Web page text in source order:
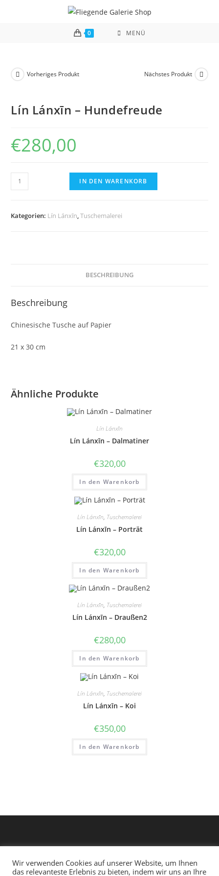
0 MENÜ
Vorheriges Produkt Nächstes Produkt
Lín Lánxīn – Hundefreude
€280,00
Lín
Lánxīn
Hundefreude
IN DEN WARENKORB
Kategorien: Lín Lánxīn ,Tuschemalerei
BESCHREIBUNG
Beschreibung
Chinesische Tusche auf Papier
21 x 30 cm
Ähnliche Produkte
Lín Lánxīn
Lín Lánxīn – Dalmatiner
€320,00
In den Warenkorb
Lín Lánxīn, Tuschemalerei
Lín Lánxīn – Porträt
€320,00
In den Warenkorb
Lín Lánxīn, Tuschemalerei
Lín Lánxīn – Draußen2
€280,00
In den Warenkorb
Lín Lánxīn, Tuschemalerei
Lín Lánxīn – Koi
€350,00
In den Warenkorb
Wir verwenden Cookies auf unserer Website, um Ihnen
das relevanteste Erlebnis zu bieten, indem wir uns an Ihre